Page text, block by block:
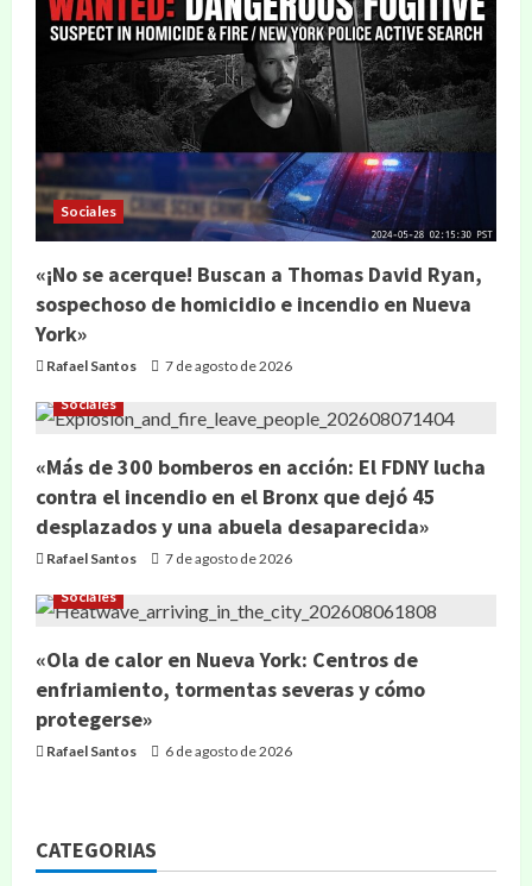
Sociales
«¡No se acerque! Buscan a Thomas David Ryan,
sospechoso de homicidio e incendio en Nueva
York»
Rafael Santos 7 de agosto de 2026
Sociales
«Más de 300 bomberos en acción: El FDNY lucha
contra el incendio en el Bronx que dejó 45
desplazados y una abuela desaparecida»
Rafael Santos 7 de agosto de 2026
Sociales
«Ola de calor en Nueva York: Centros de
enfriamiento, tormentas severas y cómo
protegerse»
Rafael Santos 6 de agosto de 2026
CATEGORIAS